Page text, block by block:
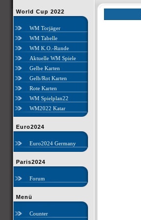
World Cup 2022
WM Torjäger
WM Tabelle
WM K.O.-Runde
Aktuelle WM Spiele
Gelbe Karten
Gelb/Rot Karten
Rote Karten
WM Spielplan22
WM2022 Katar
Euro2024
Euro2024 Germany
Paris2024
Forum
Menü
Counter